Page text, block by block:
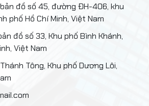
đồ số 45, đường ĐH-406, khu
phố Hồ Chí Minh, Việt Nam
đồ số 33, Khu phố Bình Khánh,
Việt Nam
Tông, Khu phố Dương Lôi,